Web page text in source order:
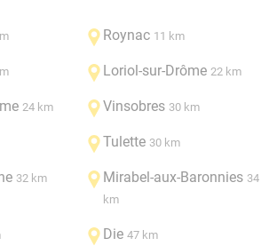
Roynac 11 km
Loriol-sur-Drôme 22 km
24 km Vinsobres 30 km
Tulette 30 km
32 km Mirabel-aux-Baronnies 34
km
Die 47 km